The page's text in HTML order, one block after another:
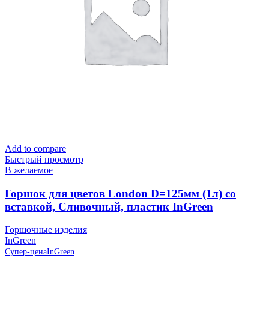
Add to compare
Быстрый просмотр
В желаемое
Горшок для цветов London D=125мм (1л) со
вставкой, Сливочный, пластик InGreen
Горшочные изделия
InGreen
Супер-ценаInGreen